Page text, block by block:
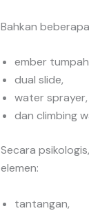
Bahkan
ember
dual slide,
water sprayer,
dan climbing
Secara
elemen:
tantangan,